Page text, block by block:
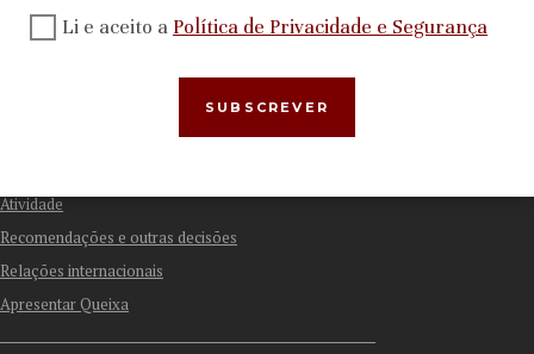
Atividade
Recomendações e outras decisões
Relações internacionais
Apresentar Queixa
Li e aceito a Política de Privacidade e Segurança